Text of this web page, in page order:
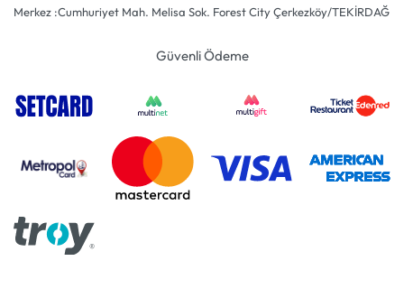
Merkez :Cumhuriyet Mah. Melisa Sok. Forest City Çerkezköy/TEKİRDAĞ
Güvenli Ödeme